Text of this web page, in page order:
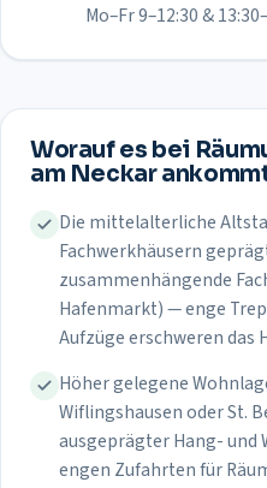
Mo–Fr 9–12:30 &
Worauf es bei
am Neckar
Die mittelalterliche
Fachwerkhäusern
zusammenhängende
Hafenmarkt) — enge
Aufzüge erschweren das
Höher gelegene
Wiflingshausen oder St.
ausgeprägter Hang- und
engen Zufahrten für